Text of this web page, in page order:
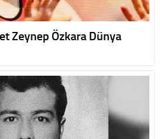
Zeynep Özkara Dünya